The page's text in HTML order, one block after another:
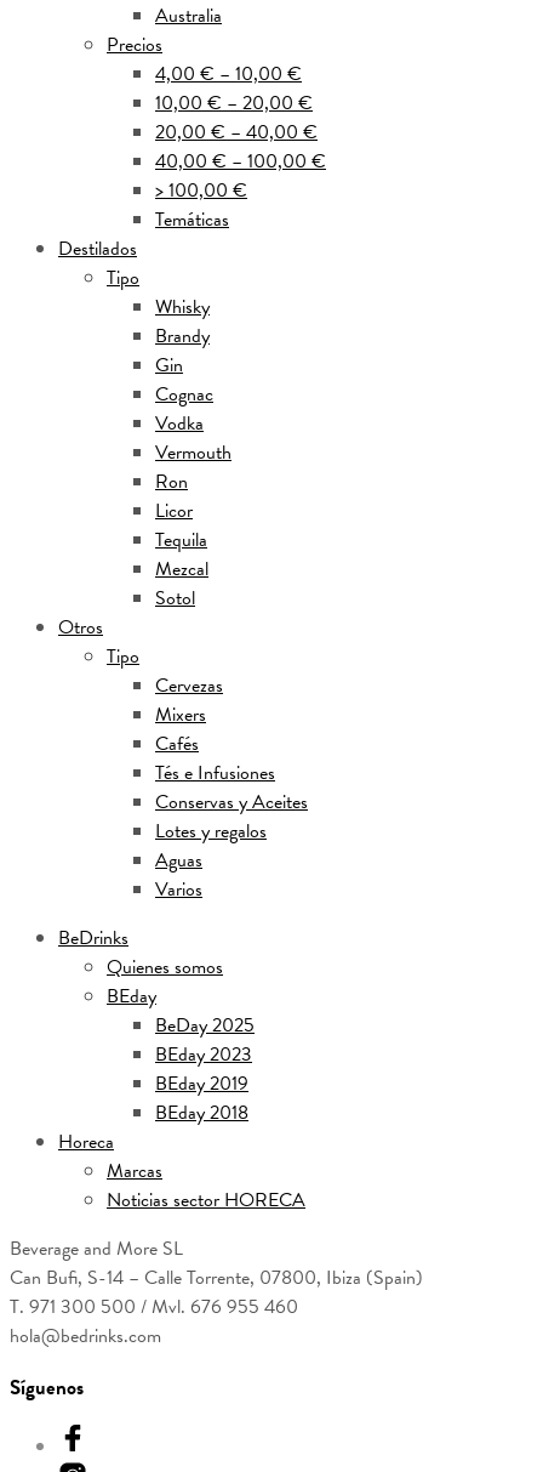
Australia
Precios
4,00 € – 10,00 €
10,00 € – 20,00 €
20,00 € – 40,00 €
40,00 € – 100,00 €
> 100,00 €
Temáticas
Destilados
Tipo
Whisky
Brandy
Gin
Cognac
Vodka
Vermouth
Ron
Licor
Tequila
Mezcal
Sotol
Otros
Tipo
Cervezas
Mixers
Cafés
Tés e Infusiones
Conservas y Aceites
Lotes y regalos
Aguas
Varios
BeDrinks
Quienes somos
BEday
BeDay 2025
BEday 2023
BEday 2019
BEday 2018
Horeca
Marcas
Noticias sector HORECA
Beverage and More SL
Can Bufi, S-14 – Calle Torrente, 07800, Ibiza (Spain)
T. 971 300 500 / Mvl. 676 955 460
hola@bedrinks.com
Síguenos